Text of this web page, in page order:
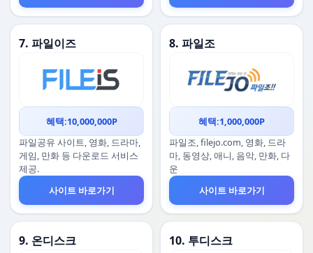
7. 파일이즈
혜택:10,000,000P
파일공유 사이트, 영화, 드라마,
게임, 만화 등 다운로드 서비스
제공.
사이트 바로가기
8. 파일조
혜택:1,000,000P
파일조, filejo.com, 영화, 드라
마, 동영상, 애니, 음악, 만화, 다
운
사이트 바로가기
9. 온디스크 10. 투디스크